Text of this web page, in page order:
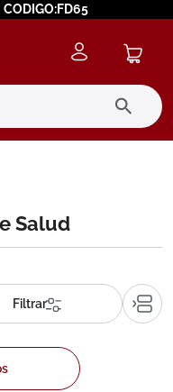
CODIGO:FD65
Salud